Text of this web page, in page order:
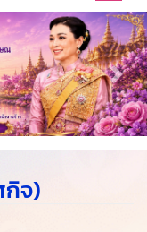
Next
กิจ)